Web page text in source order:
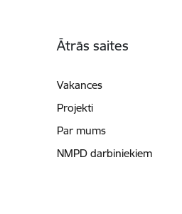
Ātrās saites
Vakances
Projekti
Par mums
NMPD darbiniekiem